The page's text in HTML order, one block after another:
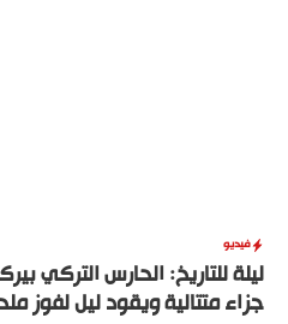
فيديو
ليلة للتاريخ: الحارس التركي
جزاء متتالية ويقود ليل لفوز